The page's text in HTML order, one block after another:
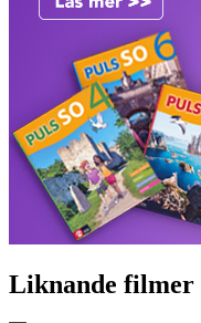
Liknande filmer